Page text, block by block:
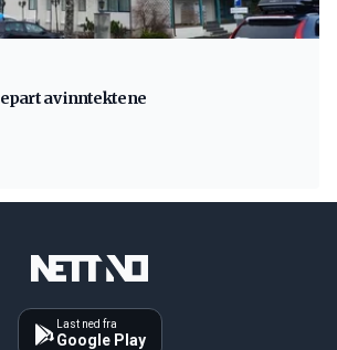
av inntektene
Last ned fra
Google Play